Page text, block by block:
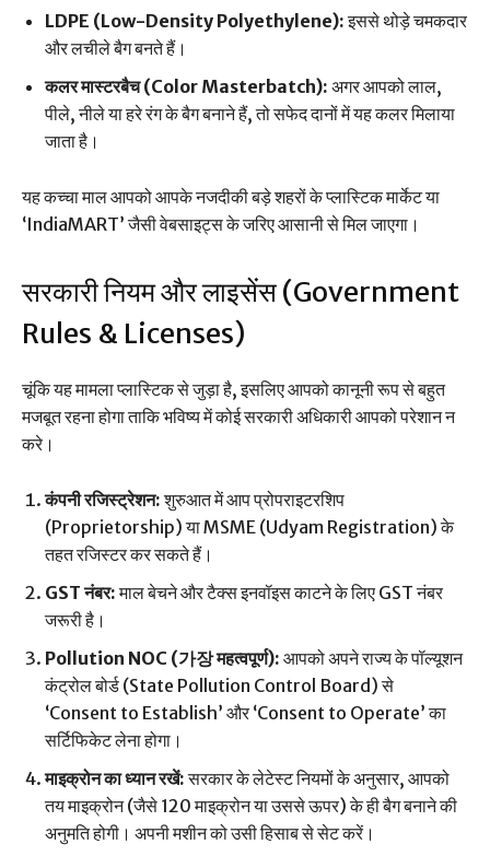
LDPE (Low-Density Polyethylene):इससे थोड़े चमकदार
और लचीले बैग बनते हैं।
कलर मास्टरबैच (Color Masterbatch): अगर आपको लाल,
पीले, नीले या हरे रंग के बैग बनाने हैं, तो सफेद दानों में यह कलर मिलाया
जाता है।
यह कच्चा माल आपको आपके नजदीकी बड़े शहरों के प्लास्टिक मार्केट या
‘IndiaMART’ जैसी वेबसाइट्स के जरिए आसानी से मिल जाएगा।
सरकारी नियम और लाइसेंस (Government
Rules & Licenses)
चूंकि यह मामला प्लास्टिक से जुड़ा है, इसलिए आपको कानूनी रूप से बहुत
मजबूत रहना होगा ताकि भविष्य में कोई सरकारी अधिकारी आपको परेशान न
करे।
कंपनी रजिस्ट्रेशन:शुरुआत में आप प्रोपराइटरशिप
(Proprietorship) या MSME (Udyam Registration) के
तहत रजिस्टर कर सकते हैं।
GST नंबर:माल बेचने और टैक्स इनवॉइस काटने के लिए GST नंबर
जरूरी है।
Pollution NOC (가장 महत्वपूर्ण): आपको अपने राज्य के पॉल्यूशन
कंट्रोल बोर्ड (State Pollution Control Board) से
‘Consent to Establish’ और ‘Consent to Operate’ का
सर्टिफिकेट लेना होगा।
माइक्रोन का ध्यान रखें:सरकार के लेटेस्ट नियमों के अनुसार, आपको
तय माइक्रोन (जैसे 120 माइक्रोन या उससे ऊपर) के ही बैग बनाने की
अनुमति होगी। अपनी मशीन को उसी हिसाब से सेट करें।